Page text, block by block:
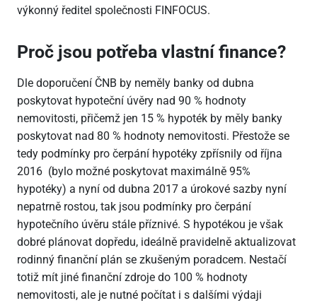
výkonný ředitel společnosti FINFOCUS.
Proč jsou potřeba vlastní finance?
Dle doporučení ČNB by neměly banky od dubna
poskytovat hypoteční úvěry nad 90 % hodnoty
nemovitosti, přičemž jen 15 % hypoték by měly banky
poskytovat nad 80 % hodnoty nemovitosti. Přestože se
tedy podmínky pro čerpání hypotéky zpřísnily od října
2016 (bylo možné poskytovat maximálně 95%
hypotéky) a nyní od dubna 2017 a úrokové sazby nyní
nepatrně rostou, tak jsou podmínky pro čerpání
hypotečního úvěru stále příznivé. S hypotékou je však
dobré plánovat dopředu, ideálně pravidelně aktualizovat
rodinný finanční plán se zkušeným poradcem. Nestačí
totiž mít jiné finanční zdroje do 100 % hodnoty
nemovitosti, ale je nutné počítat i s dalšími výdaji